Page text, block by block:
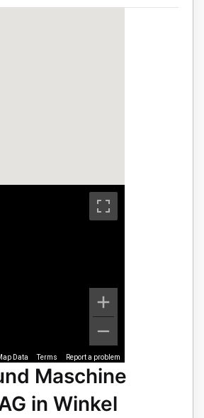
Data Terms Report a problem
Maschine
in Winkel